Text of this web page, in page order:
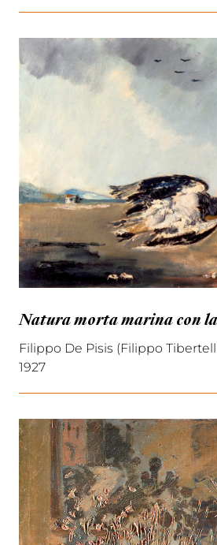
Natura morta marina con
Filippo De Pisis (Filippo
1927